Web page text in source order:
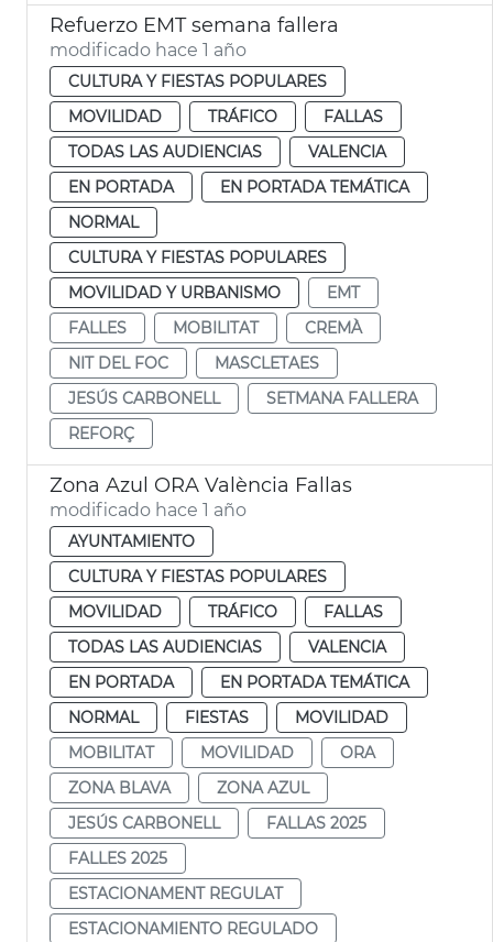
Refuerzo EMT semana fallera
modificado hace 1 año
CULTURA Y FIESTAS POPULARES
MOVILIDAD
TRÁFICO
FALLAS
TODAS LAS AUDIENCIAS
VALENCIA
EN PORTADA
EN PORTADA TEMÁTICA
NORMAL
CULTURA Y FIESTAS POPULARES
MOVILIDAD Y URBANISMO
EMT
FALLES
MOBILITAT
CREMÀ
NIT DEL FOC
MASCLETAES
JESÚS CARBONELL
SETMANA FALLERA
REFORÇ
Zona Azul ORA València Fallas
modificado hace 1 año
AYUNTAMIENTO
CULTURA Y FIESTAS POPULARES
MOVILIDAD
TRÁFICO
FALLAS
TODAS LAS AUDIENCIAS
VALENCIA
EN PORTADA
EN PORTADA TEMÁTICA
NORMAL
FIESTAS
MOVILIDAD
MOBILITAT
MOVILIDAD
ORA
ZONA BLAVA
ZONA AZUL
JESÚS CARBONELL
FALLAS 2025
FALLES 2025
ESTACIONAMENT REGULAT
ESTACIONAMIENTO REGULADO